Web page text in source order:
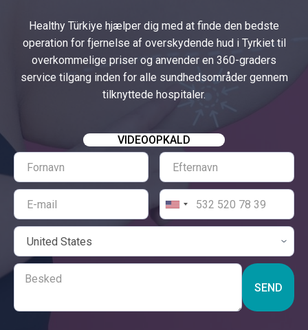
Healthy Türkiye hjælper dig med at finde den bedste
operation for fjernelse af overskydende hud i Tyrkiet til
overkommelige priser og anvender en 360-graders
service tilgang inden for alle sundhedsområder gennem
tilknyttede hospitaler.
VIDEOOPKALD
SEND